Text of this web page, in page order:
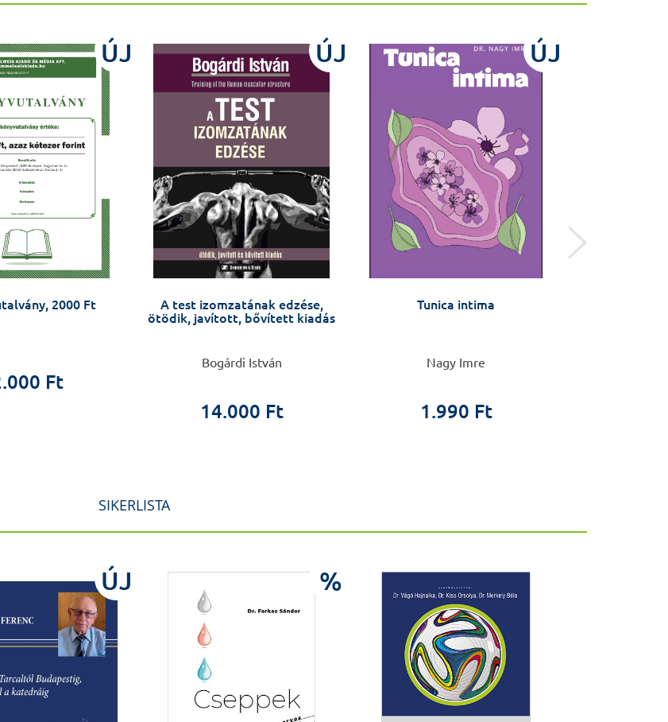
ÚJ
2000 Ft
Ft
ÚJ
A test izomzatának edzése,
ötödik, javított, bővített kiadás
Bogárdi István
14.000 Ft
ÚJ
Tunica intima
Nagy Imre
1.990 Ft
SIKERLISTA
ÚJ %